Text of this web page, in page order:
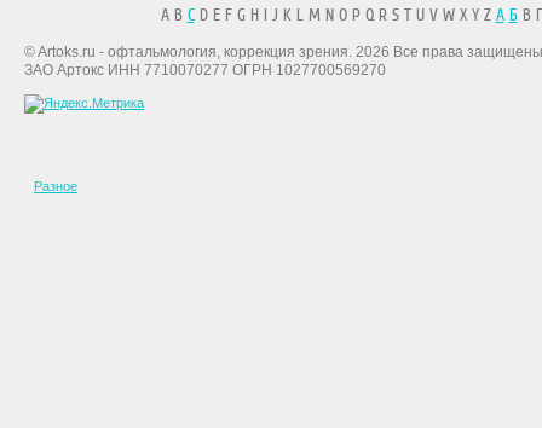
A B CD E F G H I J K L M N O P Q R S T U V W X Y Z А БВ
© Artoks.ru - офтальмология, коррекция зрения. 2026 Все права
ЗАО Артокс ИНН 7710070277 ОГРН 1027700569270
Разное